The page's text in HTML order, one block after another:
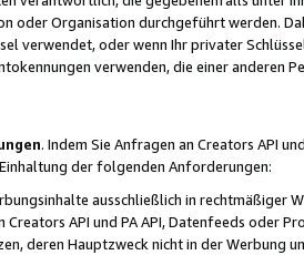
oder Organisation durchgeführt werden.
verwendet, oder wenn Ihr privater
verwenden, die einer anderen
. Indem Sie Anfragen an Creators API
der folgenden Anforderungen:
ausschließlich in rechtmäßiger
Creators API und PA API, Datenfeeds oder
deren Hauptzweck nicht in der Werbung